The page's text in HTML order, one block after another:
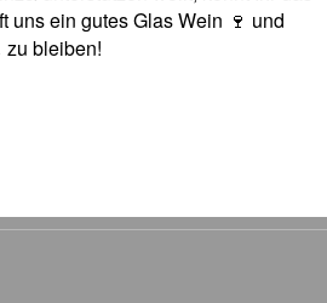
uns ein gutes Glas Wein 🍷 und
zu bleiben!